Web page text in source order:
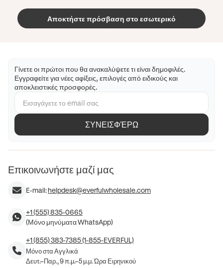
Αποκτήστε πρόσβαση στο εσωτερικό
Γίνετε οι πρώτοι που θα ανακαλύψετε τι είναι δημοφιλές.
Εγγραφείτε για νέες αφίξεις, επιλογές από ειδικούς και
αποκλειστικές προσφορές.
ΣΥΝΕΙΣΦΈΡΩ
Επικοινωνήστε μαζί μας
E-mail:helpdesk@everfulwholesale.com
+1 (555) 835-0665
(Μόνο μηνύματα WhatsApp)
+1 (855) 383-7385 (1-855-EVERFUL)
Μόνο στα Αγγλικά
Δευτ.–Παρ., 9 π.μ.–5 μ.μ. Ώρα Ειρηνικού